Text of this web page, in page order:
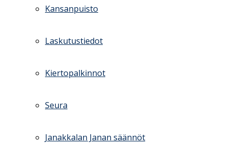
Kansanpuisto
Laskutustiedot
Kiertopalkinnot
Seura
Janakkalan Janan säännöt